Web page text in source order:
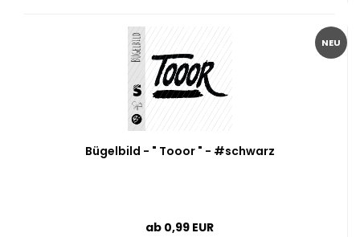
NEU
Bügelbild - " Tooor " - #schwarz
ab 0,99 EUR